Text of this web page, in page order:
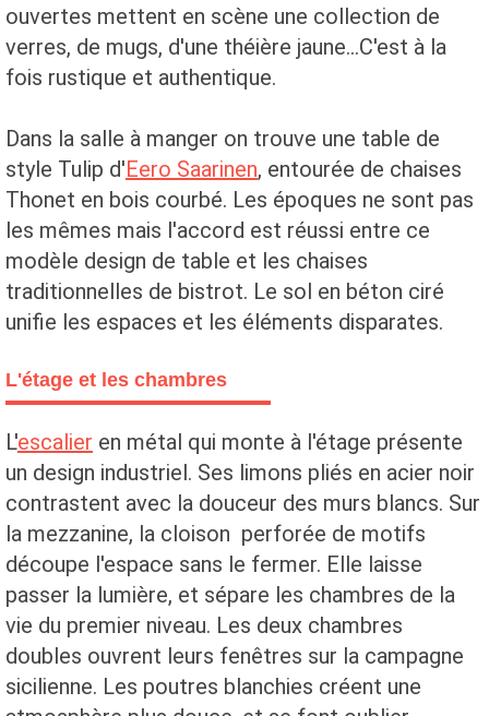
ouvertes mettent en scène une collection de
verres, de mugs, d'une théière jaune...C'est à la
fois rustique et authentique.
Dans la salle à manger on trouve une table de
style Tulip d'Eero Saarinen, entourée de chaises
Thonet en bois courbé. Les époques ne sont pas
les mêmes mais l'accord est réussi entre ce
modèle design de table et les chaises
traditionnelles de bistrot. Le sol en béton ciré
unifie les espaces et les éléments disparates.
L'étage et les chambres
L'escalier en métal qui monte à l'étage présente
un design industriel. Ses limons pliés en acier noir
contrastent avec la douceur des murs blancs. Sur
la mezzanine, la cloison perforée de motifs
découpe l'espace sans le fermer. Elle laisse
passer la lumière, et sépare les chambres de la
vie du premier niveau. Les deux chambres
doubles ouvrent leurs fenêtres sur la campagne
sicilienne. Les poutres blanchies créent une